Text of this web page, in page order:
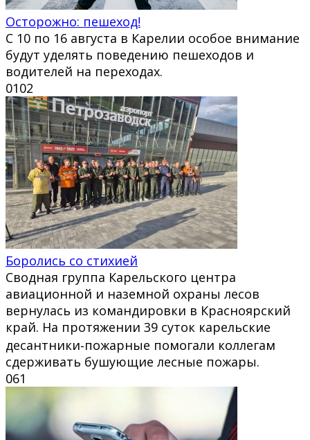
Осторожно: пешеход!
С 10 по 16 августа в Карелии особое внимание
будут уделять поведению пешеходов и
водителей на переходах.
0102
Боролись со стихией
Сводная группа Карельского центра
авиационной и наземной охраны лесов
вернулась из командировки в Красноярский
край. На протяжении 39 суток карельские
десантники‑пожарные помогали коллегам
сдерживать бушующие лесные пожары.
061